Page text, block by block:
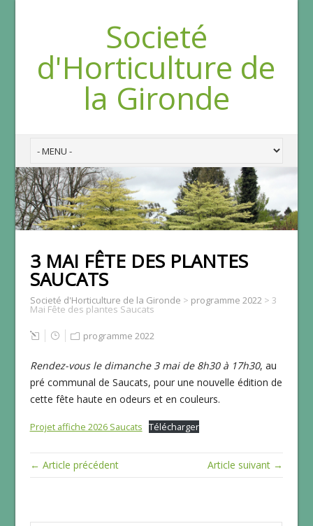
Societé
d'Horticulture de
la Gironde
3 MAI FÊTE DES PLANTES
SAUCATS
Societé d'Horticulture de la Gironde > programme 2022 > 3
Mai Fête des plantes Saucats
programme 2022
Rendez-vous le dimanche 3 mai de 8h30 à 17h30, au
pré communal de Saucats, pour une nouvelle édition de
cette fête haute en odeurs et en couleurs.
Projet affiche 2026 Saucats Télécharger
← Article précédent Article suivant →